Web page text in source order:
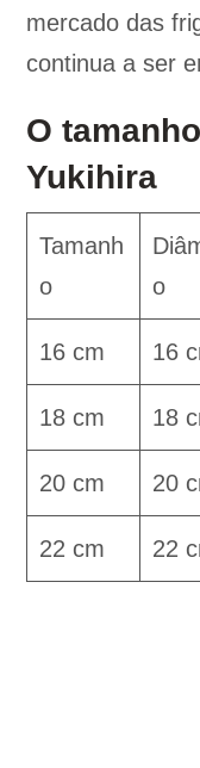
mercado das
continua a ser
O
Yukihira
Tamanh
o
o
16 cm 16
18 cm 18
20 cm 20
22 cm 22